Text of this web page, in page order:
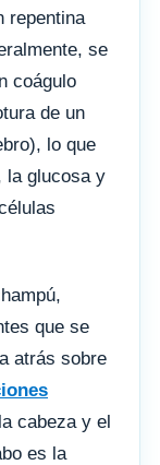
repentina
se
coágulo
de un
lo que
la glucosa y
que se
atrás sobre
cabeza y el
es la